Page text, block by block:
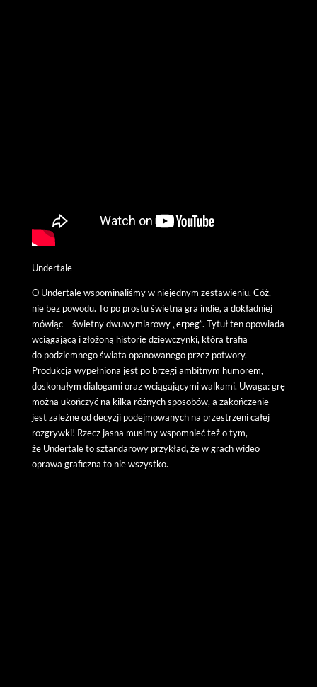
Undertale
O Undertale wspominaliśmy w niejednym zestawieniu. Cóż,
nie bez powodu. To po prostu świetna gra indie, a dokładniej
mówiąc – świetny dwuwymiarowy „erpeg”. Tytuł ten opowiada
wciągającą i złożoną historię dziewczynki, która trafia
do podziemnego świata opanowanego przez potwory.
Produkcja wypełniona jest po brzegi ambitnym humorem,
doskonałym dialogami oraz wciągającymi walkami. Uwaga: grę
można ukończyć na kilka różnych sposobów, a zakończenie
jest zależne od decyzji podejmowanych na przestrzeni całej
rozgrywki! Rzecz jasna musimy wspomnieć też o tym,
że Undertale to sztandarowy przykład, że w grach wideo
oprawa graficzna to nie wszystko.